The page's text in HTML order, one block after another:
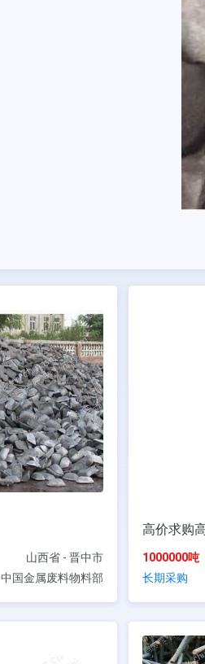
山西省 - 晋中市
中国金属废料物料部
高价求购
1000000吨
长期采购